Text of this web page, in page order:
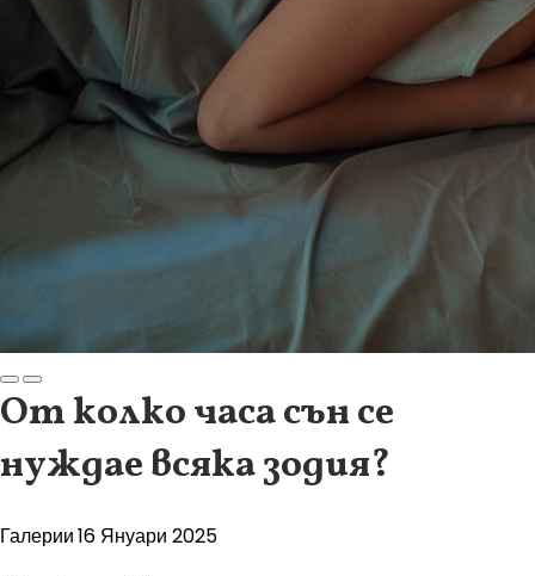
От колко часа сън се
нуждае всяка зодия?
Галерии16 Януари 2025